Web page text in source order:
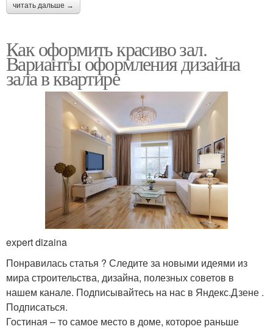
читать дальше →
Как оформить красиво зал.
Варианты оформления дизайна
зала в квартире
expert dizaina
Понравилась статья ? Следите за новыми идеями из
мира строительства, дизайна, полезных советов в
нашем канале. Подписывайтесь на нас в Яндекс.Дзене .
Подписаться.
Гостиная – то самое место в доме, которое раньше